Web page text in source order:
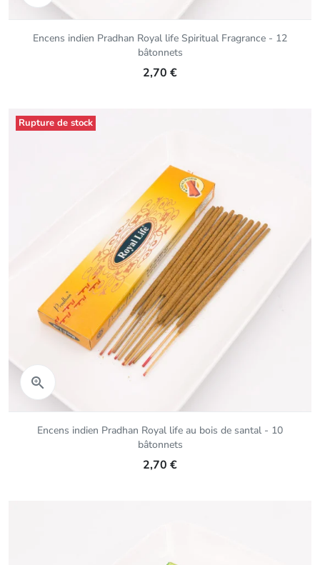
Encens indien Pradhan Royal life Spiritual Fragrance - 12
bâtonnets
2,70 €

Encens indien Pradhan Royal life au bois de santal - 10
bâtonnets
2,70 €
Rupture de stock